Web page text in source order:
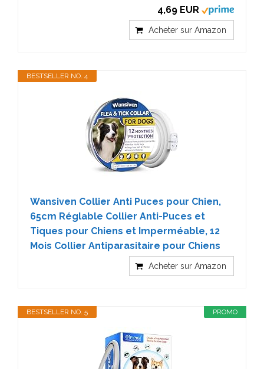
4,69 EUR
Acheter sur Amazon
BESTSELLER NO. 4
Wansiven Collier Anti Puces pour Chien,
65cm Réglable Collier Anti-Puces et
Tiques pour Chiens et Imperméable, 12
Mois Collier Antiparasitaire pour Chiens
Acheter sur Amazon
PROMO
BESTSELLER NO. 5